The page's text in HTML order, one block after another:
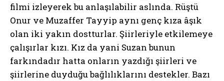
filmi izleyerek bu anlaşılabilir aslında. Rüştü
Onur ve Muzaffer Tayyip aynı genç kıza âşık
olan iki yakın dostturlar. Şiirleriyle etkilemeye
çalışırlar kızı. Kız da yani Suzan bunun
farkındadır hatta onların yazdığı şiirleri ve
şiirlerine duyduğu bağlılıklarını destekler. Bazı